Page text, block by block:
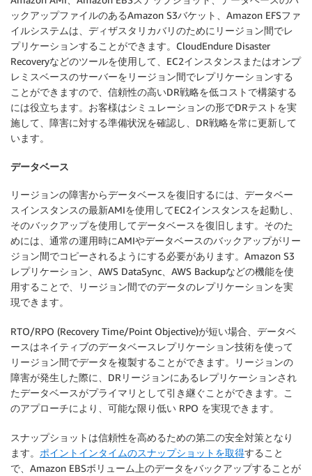
ックアップファイルのあるAmazon S3バケット、Amazon EFSファ
イルシステムは、ディザスタリカバリのためにリージョン間でレ
プリケーションすることができます。CloudEndure Disaster
Recoveryなどのツールを使用して、EC2インスタンスまたはオンプ
レミスベースのサーバーをリージョン間でレプリケーションする
ことができますので、信頼性の高いDR戦略を低コストで構築する
には役立ちます。お客様はシミュレーションの形でDRテストを実
施して、障害に対する準備状況を確認し、DR戦略を常に更新して
います。
データベース
リージョンの障害からデータベースを復旧するには、データベー
スインスタンスの最新AMIを使用してEC2インスタンスを起動し、
そのバックアップを使用してデータベースを復旧します。そのた
めには、通常の運用時にAMIやデータベースのバックアップがリー
ジョン間でコピーされるようにする必要があります。Amazon S3
レプリケーション、AWS DataSync、AWS Backupなどの機能を使
用することで、リージョン間でのデータのレプリケーションを実
現できます。
RTO/RPO (Recovery Time/Point Objective)が短い場合、データベ
ースはネイティブのデータベースレプリケーション技術を使って
リージョン間でデータを複製することができます。リージョンの
障害が発生した際に、DRリージョンにあるレプリケーションされ
たデータベースがプライマリとして引き継ぐことができます。こ
のアプローチにより、可能な限り低い RPO を実現できます。
スナップショットは信頼性を高めるための第二の安全対策となり
ます。 ポイントインタイムのスナップショットを取得すること
で、Amazon EBSボリューム上のデータをバックアップすることが